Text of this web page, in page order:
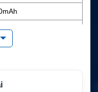
12.96Wh